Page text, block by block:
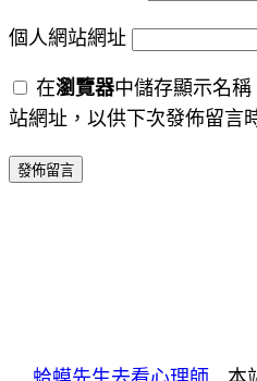
個人網站網址
在瀏覽器中儲存顯示名
站網址，以供下次發佈留言